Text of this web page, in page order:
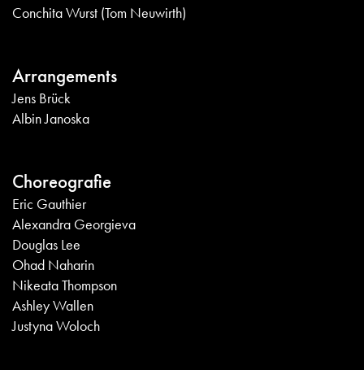
Conchita Wurst (Tom Neuwirth)
Arrangements
Jens Brück
Albin Janoska
Choreografie
Eric Gauthier
Alexandra Georgieva
Douglas Lee
Ohad Naharin
Nikeata Thompson
Ashley Wallen
Justyna Woloch